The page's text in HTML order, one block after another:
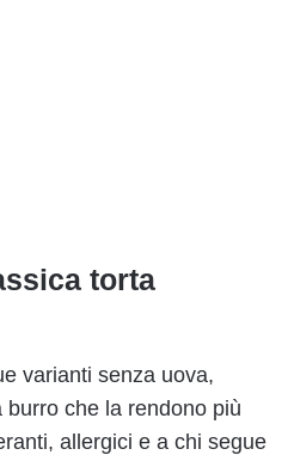
torta
varianti senza uova,
che la rendono più
allergici e a chi segue